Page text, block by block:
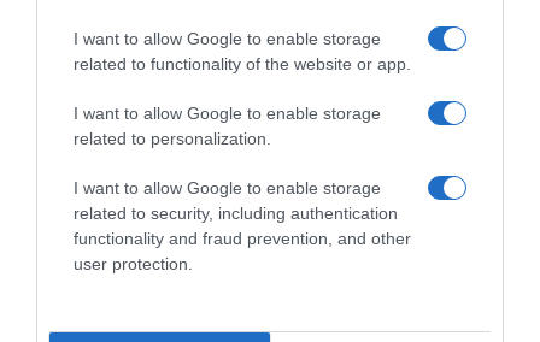
I want to allow Google to enable storage
related to functionality of the website or app.
I want to allow Google to enable storage
related to personalization.
I want to allow Google to enable storage
related to security, including authentication
functionality and fraud prevention, and other
user protection.